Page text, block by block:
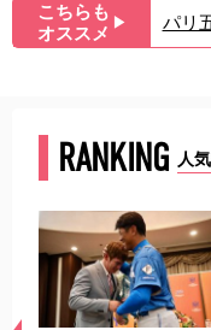
こちらも
オススメ ▶︎ パリ
RANKING 人